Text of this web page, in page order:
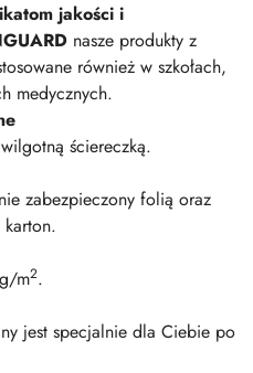
jakości i
nasze produkty z
również w szkołach,
medycznych.
ściereczką.
zabezpieczony folią oraz
karton.
m2.
jest specjalnie dla Ciebie po